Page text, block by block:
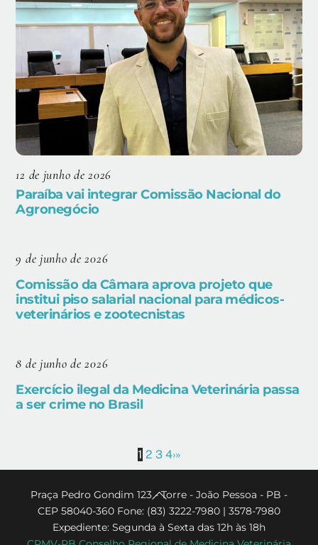
12 de junho de 2026
Paraíba vai integrar Comissão Nacional do
Agronegócio
9 de junho de 2026
Comissão da Câmara aprova projeto que
institui piso salarial nacional para médicos-
veterinários e zootecnistas
8 de junho de 2026
Exercício ilegal da Medicina Veterinária passa
a ser crime no Brasil
1 2 3 4›»
Back
To
Top
Praça Pedro Gondim 123 - Torre - João Pessoa - PB -
CEP 58040-360 Fone: (83) 3222-7980 | 3578-7980
Expediente: Segunda à Sexta das 12h às 18h